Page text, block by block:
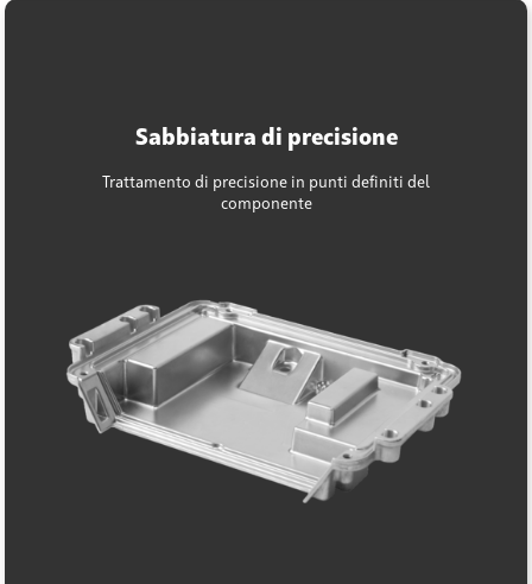
Sabbiatura di precisione
Trattamento di precisione in punti definiti del
componente